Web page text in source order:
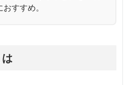
すすめ。